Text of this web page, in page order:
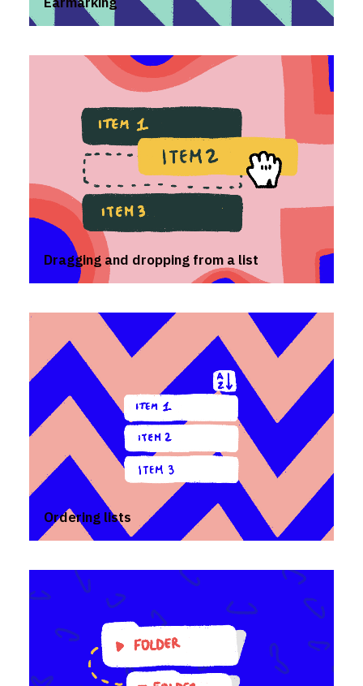
Dragging and dropping from a list
Ordering lists